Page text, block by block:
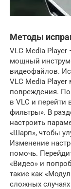
Методы
VLC Media
мощный
видеофайлов.
VLC Media
повреждения.
в VLC и
фильтры». В
настроить
«Шарп», чтобы
Изменение
помочь.
«Видео» и
такие как
сложных